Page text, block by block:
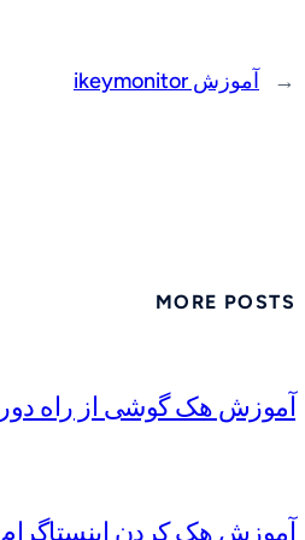
← آموزش ikeymonitor
MORE POSTS
آموزش هک گوشی از راه دور
آموزش هک کردن اینستاگرام